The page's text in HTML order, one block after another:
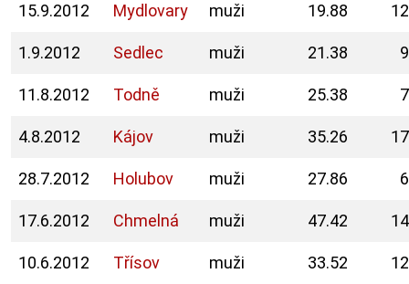
15.9.2012 Mydlovary muži 19.88
1.9.2012 Sedlec muži 21.38
11.8.2012 Todně muži 25.38
4.8.2012 Kájov muži 35.26
28.7.2012 Holubov muži 27.86
17.6.2012 Chmelná muži 47.42
10.6.2012 Třísov muži 33.52